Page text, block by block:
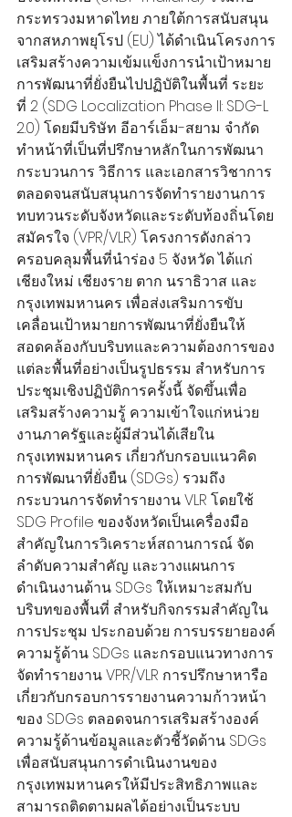
กระทรวงมหาดไทย ภายใต้การสนับสนุน
จากสหภาพยุโรป (EU) ได้ดำเนินโครงการ
เสริมสร้างความเข้มแข็งการนำเป้าหมาย
การพัฒนาที่ยั่งยืนไปปฏิบัติในพื้นที่ ระยะ
ที่ 2 (SDG Localization Phase II: SDG-L
2.0) โดยมีบริษัท อีอาร์เอ็ม-สยาม จำกัด
ทำหน้าที่เป็นที่ปรึกษาหลักในการพัฒนา
กระบวนการ วิธีการ และเอกสารวิชาการ
ตลอดจนสนับสนุนการจัดทำรายงานการ
ทบทวนระดับจังหวัดและระดับท้องถิ่นโดย
สมัครใจ (VPR/VLR) โครงการดังกล่าว
ครอบคลุมพื้นที่นำร่อง 5 จังหวัด ได้แก่
เชียงใหม่ เชียงราย ตาก นราธิวาส และ
กรุงเทพมหานคร เพื่อส่งเสริมการขับ
เคลื่อนเป้าหมายการพัฒนาที่ยั่งยืนให้
สอดคล้องกับบริบทและความต้องการของ
แต่ละพื้นที่อย่างเป็นรูปธรรม สำหรับการ
ประชุมเชิงปฏิบัติการครั้งนี้ จัดขึ้นเพื่อ
เสริมสร้างความรู้ ความเข้าใจแก่หน่วย
งานภาครัฐและผู้มีส่วนได้เสียใน
กรุงเทพมหานคร เกี่ยวกับกรอบแนวคิด
การพัฒนาที่ยั่งยืน (SDGs) รวมถึง
กระบวนการจัดทำรายงาน VLR โดยใช้
SDG Profile ของจังหวัดเป็นเครื่องมือ
สำคัญในการวิเคราะห์สถานการณ์ จัด
ลำดับความสำคัญ และวางแผนการ
ดำเนินงานด้าน SDGs ให้เหมาะสมกับ
บริบทของพื้นที่ สำหรับกิจกรรมสำคัญใน
การประชุม ประกอบด้วย การบรรยายองค์
ความรู้ด้าน SDGs และกรอบแนวทางการ
จัดทำรายงาน VPR/VLR การปรึกษาหารือ
เกี่ยวกับกรอบการรายงานความก้าวหน้า
ของ SDGs ตลอดจนการเสริมสร้างองค์
ความรู้ด้านข้อมูลและตัวชี้วัดด้าน SDGs
เพื่อสนับสนุนการดำเนินงานของ
กรุงเทพมหานครให้มีประสิทธิภาพและ
สามารถติดตามผลได้อย่างเป็นระบบ